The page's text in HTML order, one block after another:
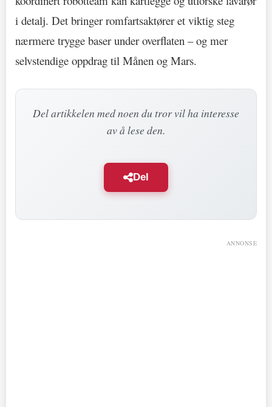
i detalj. Det bringer romfartsaktører et viktig steg
nærmere trygge baser under overflaten – og mer
selvstendige oppdrag til Månen og Mars.
Del artikkelen med noen du tror vil ha interesse
av å lese den.
Del
ANNONSE